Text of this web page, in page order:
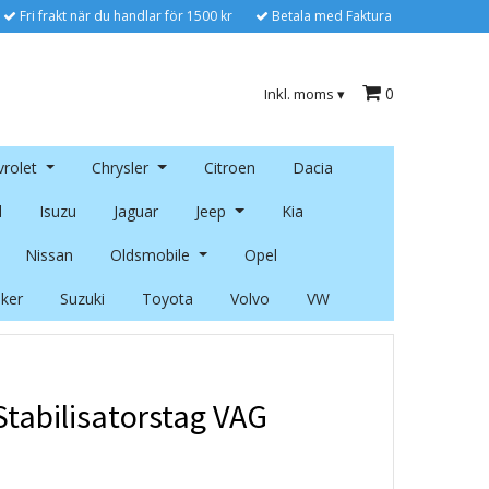
Fri frakt när du handlar för 1500 kr Betala med Faktura
Inkl. moms ▾ 0
Chrysler Citroen Dacia
Isuzu Jaguar Jeep Kia
Nissan Oldsmobile Opel
Suzuki Toyota Volvo VW
VAG